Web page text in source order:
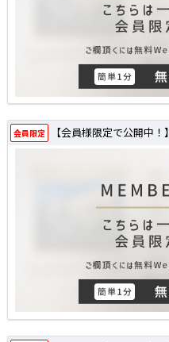
会員限定 【会員様限定で公開中！】